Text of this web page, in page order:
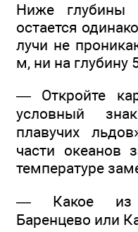
Ниже глубины
остается
лучи не
м, ни на глубину
— Откройте
условный
плавучих
части океанов
температуре
— Какое из
Баренцево или